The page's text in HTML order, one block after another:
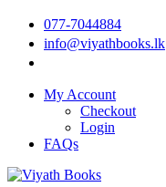
077-7044884
info@viyathbooks.lk
My Account
Checkout
Login
FAQs